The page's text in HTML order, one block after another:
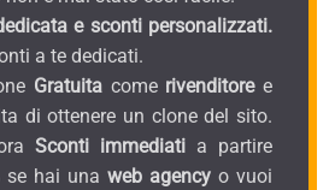
e sconti personalizzati.
a te dedicati.
Gratuitacomerivenditoree
di ottenere un clone del sito.
Sconti immediati a partire
se hai una web agency o vuoi